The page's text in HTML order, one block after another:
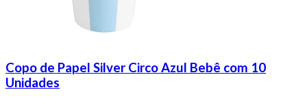
Copo de Papel Silver Circo Azul Bebê com 10
Unidades